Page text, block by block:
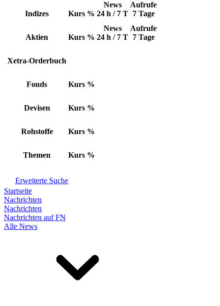
Indizes Kurs %
News
24 h / 7 T
Aufrufe
7 Tage
Aktien Kurs %
News
24 h / 7 T
Aufrufe
7 Tage
Xetra-Orderbuch
Fonds Kurs %
Devisen Kurs %
Rohstoffe Kurs %
Themen Kurs %
Erweiterte Suche
Startseite
Nachrichten
Nachrichten
Nachrichten auf FN
Alle News